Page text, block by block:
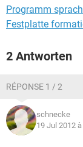
Programm
Festplatte
2 Antworten
RÉPONSE 1 / 2
schnecke
19 Jul 2012